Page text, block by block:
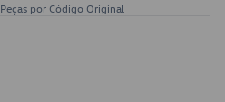
Peças por Código Original